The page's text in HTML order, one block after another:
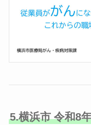
5.横浜市 令和8